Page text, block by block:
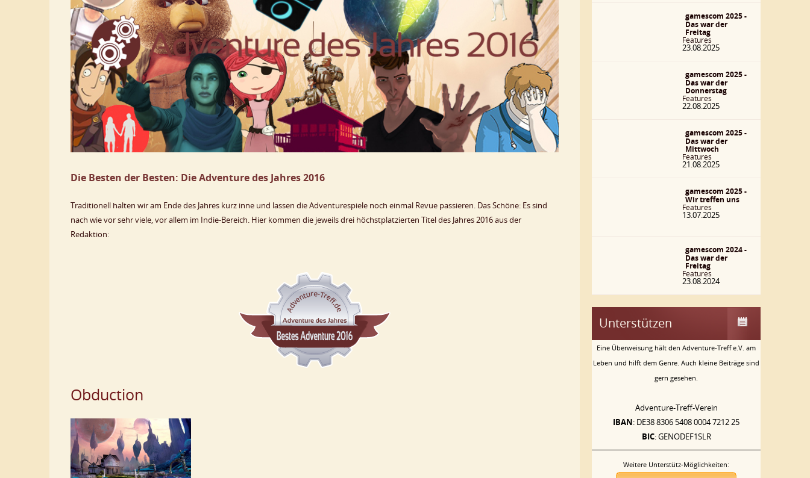
Die Besten der Besten: Die Adventure des Jahres 2016
Traditionell halten wir am Ende des Jahres kurz inne und lassen die Adventurespiele noch einmal Revue passieren. Das Schöne: Es sind
nach wie vor sehr viele, vor allem im Indie-Bereich. Hier kommen die jeweils drei höchstplatzierten Titel des Jahres 2016 aus der
Redaktion:
Obduction
gamescom 2025 -
Das war der
Freitag
Features
23.08.2025
gamescom 2025 -
Das war der
Donnerstag
Features
22.08.2025
gamescom 2025 -
Das war der
Mittwoch
Features
21.08.2025
gamescom 2025 -
Wir treffen uns
Features
13.07.2025
gamescom 2024 -
Das war der
Freitag
Features
23.08.2024
Unterstützen
Eine Überweisung hält den Adventure-Treff e.V. am
Leben und hilft dem Genre. Auch kleine Beiträge sind
gern gesehen.
Adventure-Treff-Verein
IBAN: DE38 8306 5408 0004 7212 25
BIC: GENODEF1SLR
Weitere Unterstütz-Möglichkeiten: